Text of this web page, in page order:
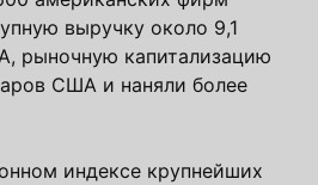
выручку около 9,1
рыночную капитализацию
США и наняли более
индексе крупнейших